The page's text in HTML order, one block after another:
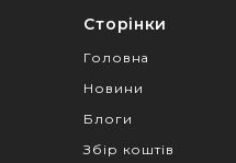
Сторінки
Головна
Новини
Блоги
Збір коштів